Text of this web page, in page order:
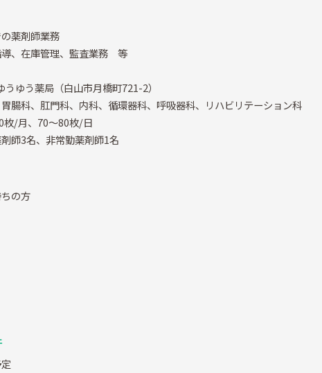
薬剤師業務
、在庫管理、監査業務 等
ゆう薬局（白山市月橋町721-2）
胃腸科、肛門科、内科、循環器科、呼吸器科、リハビリテーション科
枚/月、70～80枚/日
剤師3名、非常勤薬剤師1名
の方